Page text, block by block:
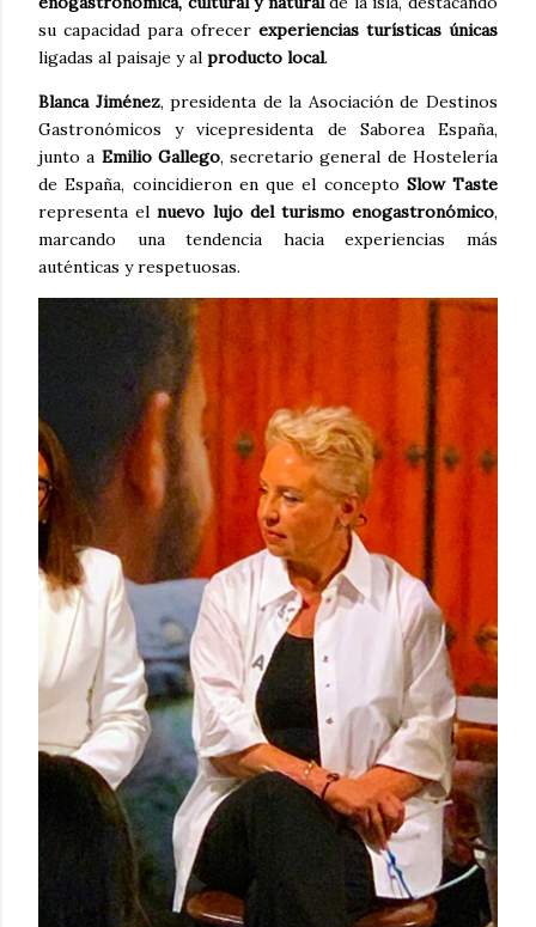
su capacidad para ofrecer experiencias turísticas únicas
ligadas al paisaje y al producto local.
Blanca Jiménez, presidenta de la Asociación de Destinos
Gastronómicos y vicepresidenta de Saborea España,
junto a Emilio Gallego, secretario general de Hostelería
de España, coincidieron en que el concepto Slow Taste
representa elnuevo lujo del turismo enogastronómico,
marcando una tendencia hacia experiencias más
auténticas y respetuosas.